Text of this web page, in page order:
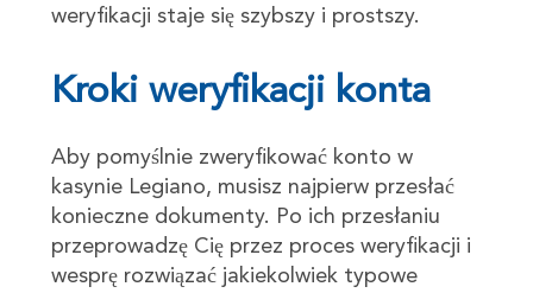
weryfikacji staje się szybszy i prostszy.
Kroki weryfikacji konta
Aby pomyślnie zweryfikować konto w
kasynie Legiano, musisz najpierw przesłać
konieczne dokumenty. Po ich przesłaniu
przeprowadzę Cię przez proces weryfikacji i
wesprę rozwiązać jakiekolwiek typowe